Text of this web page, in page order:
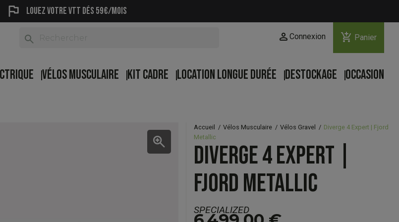
flag Louez votre vtt dés 59€/mois
search person Connexion add_shopping_cart Panier
VÉLOS MUSCULAIRE KIT CADRE LOCATION LONGUE DURÉE DESTOCKAGE OCCASION
zoom_in
Accueil Vélos Musculaire Vélos Gravel
Diverge 4 Expert | Fjord
Metallic
DIVERGE 4 EXPERT |
FJORD METALLIC
SPECIALIZED